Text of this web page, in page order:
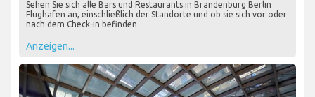
Sehen Sie sich alle Bars und Restaurants in Brandenburg Berlin
Flughafen an, einschließlich der Standorte und ob sie sich vor oder
nach dem Check-in befinden
Anzeigen...